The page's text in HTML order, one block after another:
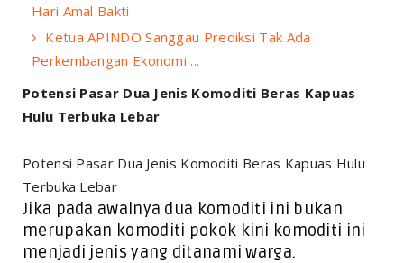
Hari Amal Bakti
Ketua APINDO Sanggau Prediksi Tak Ada
Perkembangan Ekonomi ...
Potensi Pasar Dua Jenis Komoditi Beras Kapuas
Hulu Terbuka Lebar
Potensi Pasar Dua Jenis Komoditi Beras Kapuas Hulu
Terbuka Lebar
Jika pada awalnya dua komoditi ini bukan
merupakan komoditi pokok kini komoditi ini
menjadi jenis yang ditanami warga.